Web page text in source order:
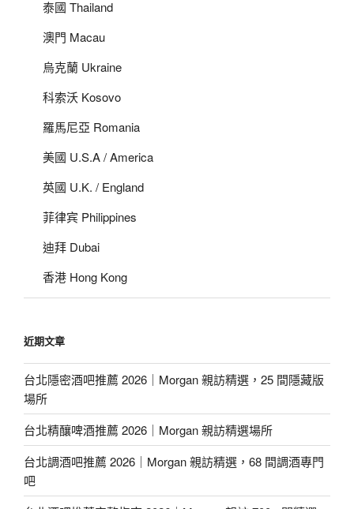
泰國 Thailand
澳門 Macau
烏克蘭 Ukraine
科索沃 Kosovo
羅馬尼亞 Romania
美國 U.S.A / America
英國 U.K. / England
菲律宾 Philippines
迪拜 Dubai
香港 Hong Kong
近期文章
台北隱密酒吧推薦 2026｜Morgan 親訪精選，25 間隱藏版
場所
台北精釀啤酒推薦 2026｜Morgan 親訪精選場所
台北調酒吧推薦 2026｜Morgan 親訪精選，68 間調酒專門
吧